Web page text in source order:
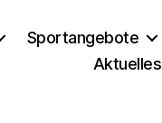
Sportangebote
Aktuelles